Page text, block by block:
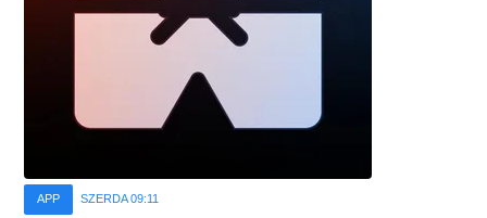
APP SZERDA 09:11